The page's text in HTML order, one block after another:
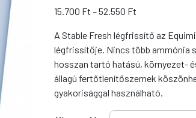
15.700 Ft –52.550 Ft
-
52.550 Ft
A Stable Fresh légfrissítő az
légfrissítője. Nincs több ammónia
hosszan tartó hatású, környezet-
állagú fertőtlenítőszernek
gyakorisággal használható.